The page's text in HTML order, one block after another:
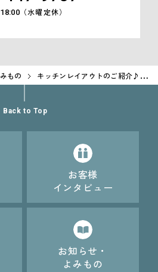
（水曜定休）
もの
キッチンレイアウトのご紹介♪自
Back to Top
お客様
インタビュー
お知らせ・
よみもの